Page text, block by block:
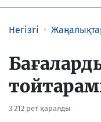
Негізгі
3 212 рет қаралды